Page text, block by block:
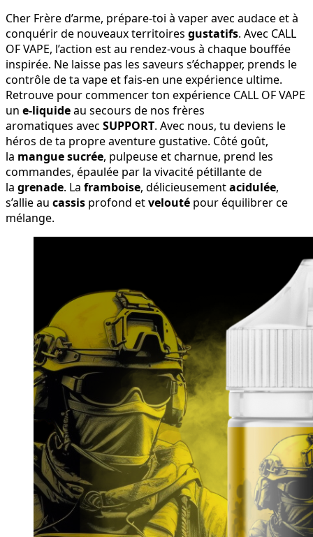
Cher Frère d’arme, prépare-toi à vaper avec audace et à
conquérir de nouveaux territoires gustatifs. Avec CALL
OF VAPE, l’action est au rendez-vous à chaque bouffée
inspirée. Ne laisse pas les saveurs s’échapper, prends le
contrôle de ta vape et fais-en une expérience ultime.
Retrouve pour commencer ton expérience CALL OF VAPE
un e-liquideau secours de nos frères
aromatiques avec SUPPORT. Avec nous, tu deviens le
héros de ta propre aventure gustative. Côté goût,
la mangue sucrée, pulpeuse et charnue, prend les
commandes, épaulée par la vivacité pétillante de
la grenade. La framboise, délicieusementacidulée,
s’allie au cassis profond etvelouté pour équilibrer ce
mélange.